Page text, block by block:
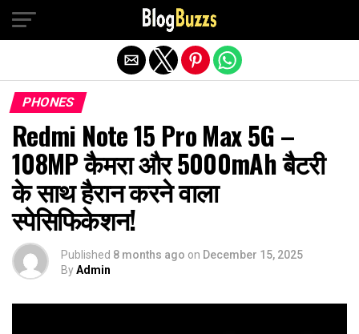
PHONES
Redmi Note 15 Pro Max 5G –
108MP कैमरा और 5000mAh बैटरी
के साथ हैरान करने वाला
स्पेसिफिकेशन!
Published 8 months ago on December 15, 2025
ByAdmin
Exit mobile version